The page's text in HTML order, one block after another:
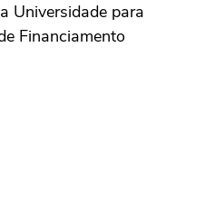
Universidade para
Financiamento